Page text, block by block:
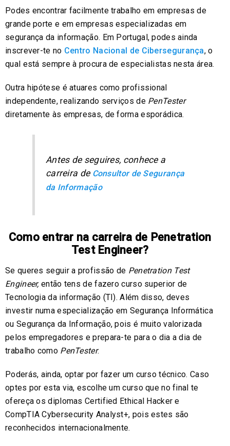
Podes encontrar facilmente trabalho em empresas de
grande porte e em empresas especializadas em
segurança da informação. Em Portugal, podes ainda
inscrever-te no Centro Nacional de Cibersegurança, o
qual está sempre à procura de especialistas nesta área.
Outra hipótese é atuares como profissional
independente, realizando serviços de PenTester
diretamente às empresas, de forma esporádica.
Antes de seguires, conhece a
carreira de Consultor de Segurança
da Informação
Como entrar na carreira de Penetration
Test Engineer?
Se queres seguir a profissão de Penetration Test
Engineer, então tens de fazero curso superior de
Tecnologia da informação (TI). Além disso, deves
investir numa especialização em Segurança Informática
ou Segurança da Informação, pois é muito valorizada
pelos empregadores e prepara-te para o dia a dia de
trabalho como PenTester.
Poderás, ainda, optar por fazer um curso técnico. Caso
optes por esta via, escolhe um curso que no final te
ofereça os diplomas Certified Ethical Hacker e
CompTIA Cybersecurity Analyst+, pois estes são
reconhecidos internacionalmente.